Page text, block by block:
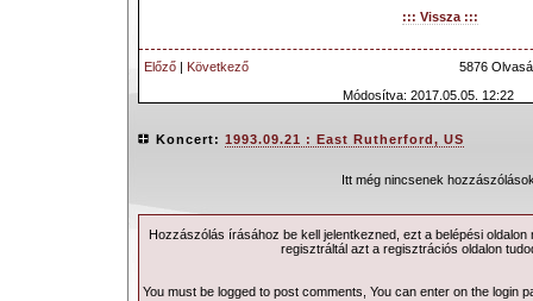
::: Vissza :::
Előző | Következő
5876
Módosítva: 2017.05.05. 12:22
Koncert: 1993.09.21 : East Rutherford, US
Itt még nincsenek
Hozzászólás írásához be kell jelentkezned, ezt a belépésioldalon
regisztráltál azt a regisztrációs oldalon
You must be logged to post comments, You can enter on the login